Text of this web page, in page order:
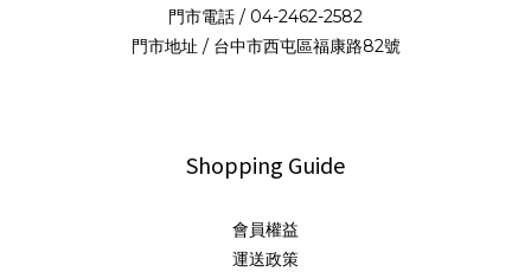
門市電話 / 04-2462-2582
門市地址 / 台中市西屯區福康路82號
Shopping Guide
會員權益
運送政策